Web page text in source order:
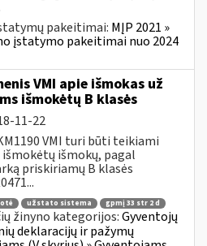
pakeitimai: MĮP 2021 »
įstatymo pakeitimai nuo 2024
VMI apie išmokas už
išmokėtų B klasės
11-22
VMI turi būti teikiami
išmokų, pagal
priskiriamų B klasės
užstato sistema
gpmį 33 str 2 d
žinyno kategorijos:Gyventojų
deklaracijų ir pažymų